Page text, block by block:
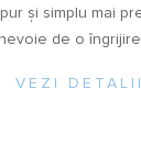
și simplu mai
de o
VEZI